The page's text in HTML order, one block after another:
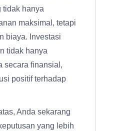
tidak hanya
maksimal, tetapi
biaya. Investasi
tidak hanya
secara finansial,
positif terhadap
Anda sekarang
yang lebih